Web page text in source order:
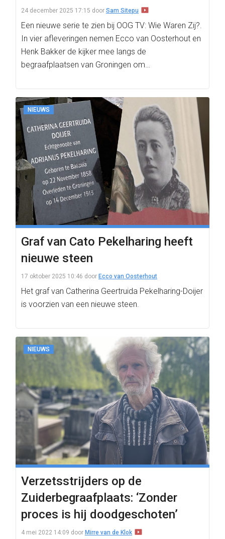
24 december 2025 17:15 door Sam Sitepu
Een nieuwe serie te zien bij OOG TV: Wie Waren Zij?.
In vier afleveringen nemen Ecco van Oosterhout en
Henk Bakker de kijker mee langs de
begraafplaatsen van Groningen om…
NIEUWS
Graf van Cato Pekelharing heeft
nieuwe steen
17 oktober 2025 10:46 door Ecco van Oosterhout
Het graf van Catherina Geertruida Pekelharing-Doijer
is voorzien van een nieuwe steen.
NIEUWS
Verzetsstrijders op de
Zuiderbegraafplaats: ‘Zonder
proces is hij doodgeschoten’
4 mei 2022 14:09 door Mirre van de Klok